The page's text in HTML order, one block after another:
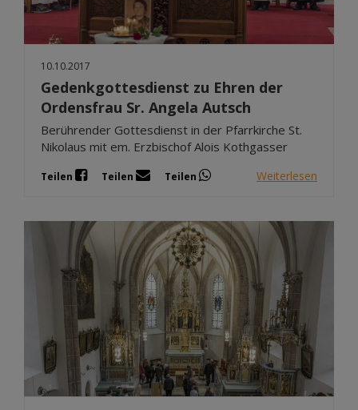
10.10.2017
Gedenkgottesdienst zu Ehren der
Ordensfrau Sr. Angela Autsch
Berührender Gottesdienst in der Pfarrkirche St.
Nikolaus mit em. Erzbischof Alois Kothgasser
Teilen Teilen Teilen Weiterlesen